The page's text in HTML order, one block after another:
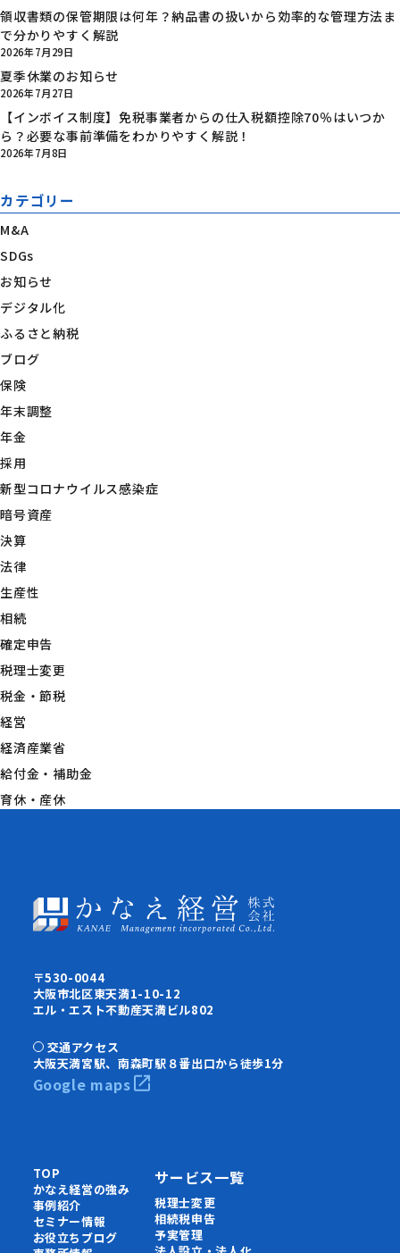
領収書類の保管期限は何年？納品書の扱いから効率的な管理方法ま
で分かりやすく解説
2026年7月29日
夏季休業のお知らせ
2026年7月27日
【インボイス制度】免税事業者からの仕入税額控除70％はいつか
ら？必要な事前準備をわかりやすく解説！
2026年7月8日
カテゴリー
M&A
SDGs
お知らせ
デジタル化
ふるさと納税
ブログ
保険
年末調整
年金
採用
新型コロナウイルス感染症
暗号資産
決算
法律
生産性
相続
確定申告
税理士変更
税金・節税
経営
経済産業省
給付金・補助金
育休・産休
〒530-0044
大阪市北区東天満1-10-12
エル・エスト不動産天満ビル802
交通アクセス
大阪天満宮駅、南森町駅８番出口から徒歩1分
Google maps
TOP
かなえ経営の強み
事例紹介
セミナー情報
お役立ちブログ
サービス一覧
税理士変更
相続税申告
予実管理